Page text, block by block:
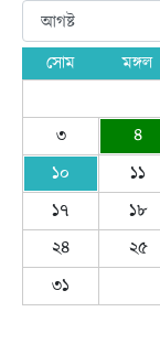
সোম মঙ্গল
৩
৪
১০
১১
১৭
১৮
২৪
২৫
৩১